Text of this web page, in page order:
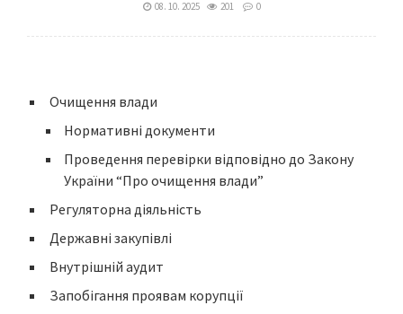
08. 10. 2025 201 0
Очищення влади
Нормативні документи
Проведення перевірки відповідно до Закону
України “Про очищення влади”
Регуляторна діяльність
Державні закупівлі
Внутрішній аудит
Запобігання проявам корупції